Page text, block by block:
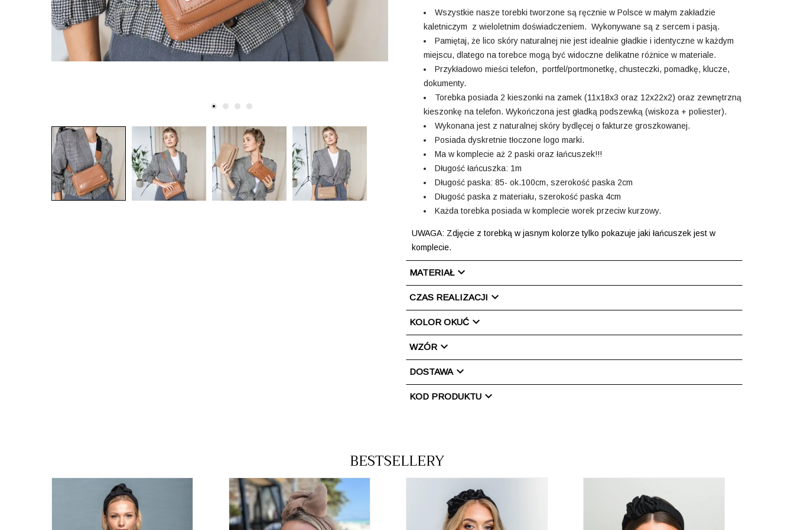
Wszystkie nasze torebki tworzone są ręcznie w Polsce w małym zakładzie
kaletniczym z wieloletnim doświadczeniem. Wykonywane są z sercem i pasją.
Pamiętaj, że lico skóry naturalnej nie jest idealnie gładkie i identyczne w każdym
miejscu, dlatego na torebce mogą być widoczne delikatne różnice w materiale.
Przykładowo mieści telefon, portfel/portmonetkę, chusteczki, pomadkę, klucze,
dokumenty.
Torebka posiada 2 kieszonki na zamek (11x18x3 oraz 12x22x2) oraz zewnętrzną
kieszonkę na telefon. Wykończona jest gładką podszewką (wiskoza + poliester).
Wykonana jest z naturalnej skóry bydlęcej o fakturze groszkowanej.
Posiada dyskretnie tłoczone logo marki.
Ma w komplecie aż 2 paski oraz łańcuszek!!!
Długość łańcuszka: 1m
Długość paska: 85- ok.100cm, szerokość paska 2cm
Długość paska z materiału, szerokość paska 4cm
Każda torebka posiada w komplecie worek przeciw kurzowy.
UWAGA: Zdjęcie z torebką w jasnym kolorze tylko pokazuje jaki łańcuszek jest w
komplecie.
MATERIAŁchevron_right
CZAS REALIZACJI chevron_right
KOLOR OKUĆ chevron_right
WZÓRchevron_right
DOSTAWAchevron_right
KOD PRODUKTU chevron_right
BESTSELLERY